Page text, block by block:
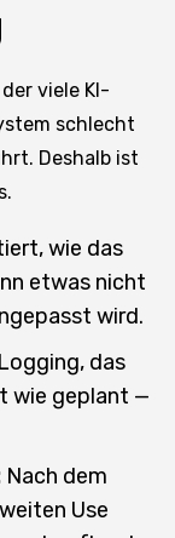
viele KI-
schlecht
Deshalb ist
wie das
etwas nicht
wird.
das
wie geplant —
Nach dem
Use